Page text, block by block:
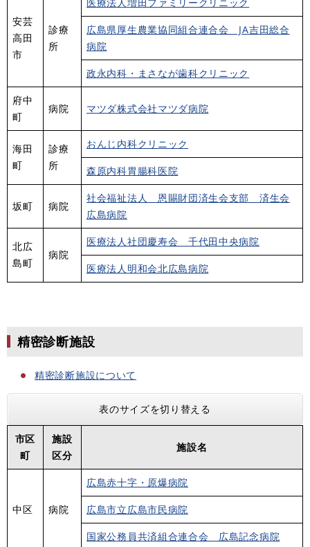
安芸
高田
市
診療
所
広島県厚生農業協同組合連合会 JA吉田総合
病院
政永内科・まさなが歯科クリニック
府中
町
病院 マツダ株式会社マツダ病院
海田
町
診療
所
おんじ内科クリニック
森原内科胃腸科医院
坂町 病院
社会福祉法人 恩賜財団済生会支部 済生会
広島病院
北広
島町
病院
医療法人社団慶寿会 千代田中央病院
医療法人明和会北広島病院
精密診断施設
精密診断施設について
表のサイズを切り替える
市区
町
施設
区分
施設名
中区 病院
広島赤十字・原爆病院
広島市立広島市民病院
国家公務員共済組合連合会 広島記念病院